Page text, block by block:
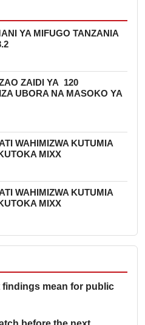
YA MIFUGO TANZANIA
ZAIDI YA 120
UBORA NA MASOKO YA
WAHIMIZWA KUTUMIA
MIXX
WAHIMIZWA KUTUMIA
MIXX
findings mean for public